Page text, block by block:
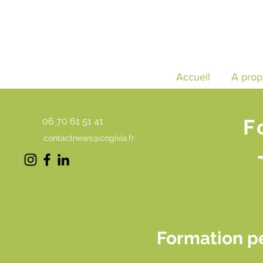
Accueil A
06 70 61 51 41
contactnews@cogivia.fr
Formation